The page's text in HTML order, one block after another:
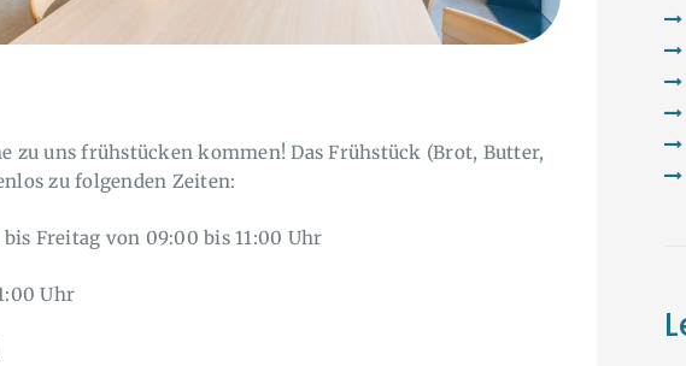
zu uns frühstücken kommen! Das Frühstück (Brot, Butter,
zu folgenden Zeiten:
Freitag von 09:00 bis 11:00 Uhr
Uhr